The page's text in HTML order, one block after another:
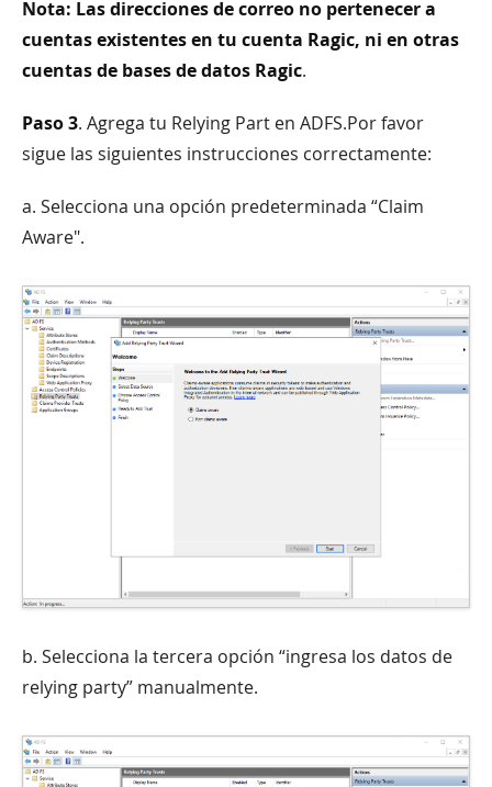
Nota: Las direcciones de correo no pertenecer a
cuentas existentes en tu cuenta Ragic, ni en otras
cuentas de bases de datos Ragic.
Paso 3. Agrega tu Relying Part en ADFS.Por favor
sigue las siguientes instrucciones correctamente:
a. Selecciona una opción predeterminada “Claim
Aware".
b. Selecciona la tercera opción “ingresa los datos de
relying party” manualmente.